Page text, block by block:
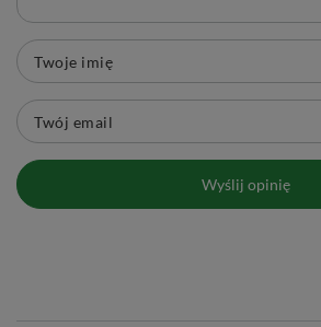
Twoje imię
Twój email
Wyślij opinię